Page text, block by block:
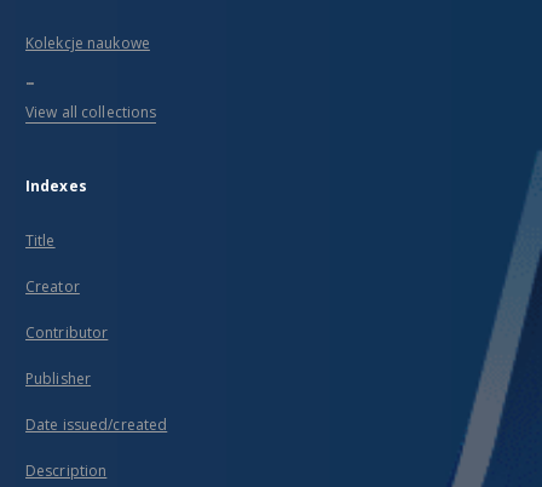
Kolekcje naukowe
...
View all collections
Indexes
Title
Creator
Contributor
Publisher
Date issued/created
Description